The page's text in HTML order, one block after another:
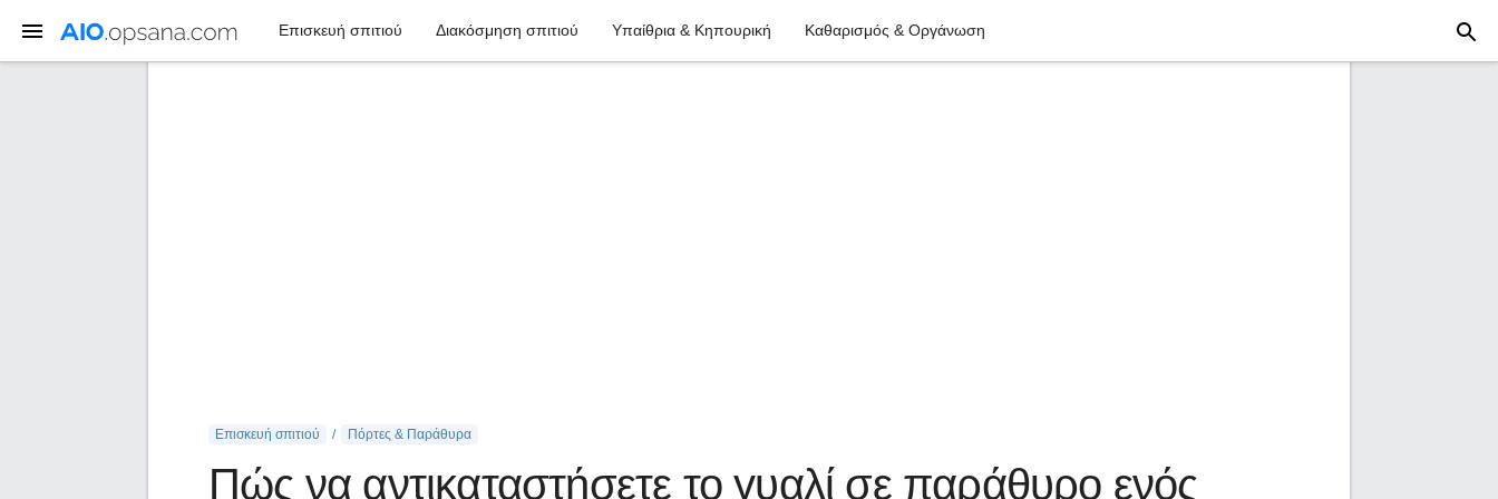
Επισκευή σπιτιού Διακόσμηση σπιτιού Υπαίθρια & Κηπουρική Καθαρισμός & Οργάνωση
Επισκευή σπιτιού Πόρτες & Παράθυρα
Πώς να αντικαταστήσετε το γυαλί σε παράθυρο ενός